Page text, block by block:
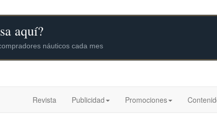
Revista Publicidad Promociones